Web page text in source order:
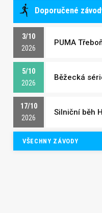
Doporučené
3/10
2026
PUMA
5/10
2026
Běžecká
17/10
2026
Silniční běh
VŠECHNY ZÁVODY